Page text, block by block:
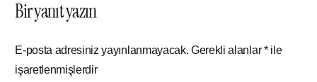
Bir yanıt yazın
E-posta adresiniz yayınlanmayacak. Gerekli alanlar*ile
işaretlenmişlerdir